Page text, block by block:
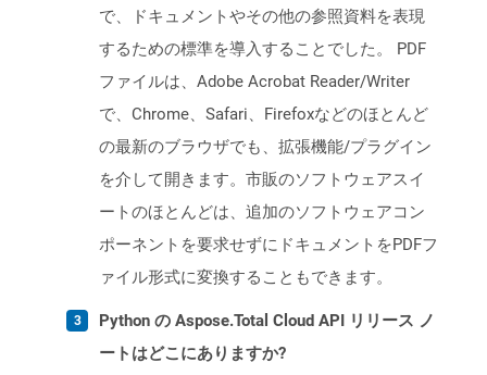
で、ドキュメントやその他の参照資料を表現
するための標準を導入することでした。 PDF
ファイルは、Adobe Acrobat Reader/Writer
で、Chrome、Safari、Firefoxなどのほとんど
の最新のブラウザでも、拡張機能/プラグイン
を介して開きます。市販のソフトウェアスイ
ートのほとんどは、追加のソフトウェアコン
ポーネントを要求せずにドキュメントをPDFフ
ァイル形式に変換することもできます。
Python の Aspose.Total Cloud API リリース ノ
ートはどこにありますか?